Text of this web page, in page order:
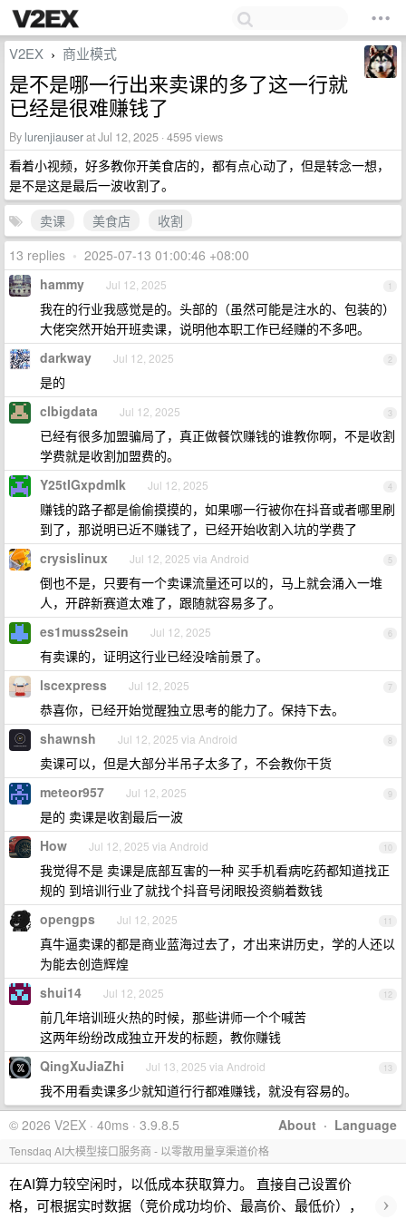
V2EX › 商业模式
是不是哪一行出来卖课的多了这一行就
已经是很难赚钱了
By lurenjiauserat Jul 12, 2025 · 4595 views
看着小视频，好多教你开美食店的，都有点心动了，但是转念一想，
是不是这是最后一波收割了。
卖课
美食店
收割
13 replies • 2025-07-13 01:00:46 +08:00
1
hammy Jul 12, 2025
我在的行业我感觉是的。头部的（虽然可能是注水的、包装的）
大佬突然开始开班卖课，说明他本职工作已经赚的不多吧。
2
darkway Jul 12, 2025
是的
3
clbigdata Jul 12, 2025
已经有很多加盟骗局了，真正做餐饮赚钱的谁教你啊，不是收割
学费就是收割加盟费的。
4
Y25tIGxpdmlk Jul 12, 2025
赚钱的路子都是偷偷摸摸的，如果哪一行被你在抖音或者哪里刷
到了，那说明已近不赚钱了，已经开始收割入坑的学费了
5
crysislinux Jul 12, 2025 via Android
倒也不是，只要有一个卖课流量还可以的，马上就会涌入一堆
人，开辟新赛道太难了，跟随就容易多了。
6
es1muss2sein Jul 12, 2025
有卖课的，证明这行业已经没啥前景了。
7
lscexpress Jul 12, 2025
恭喜你，已经开始觉醒独立思考的能力了。保持下去。
8
shawnsh Jul 12, 2025 via Android
卖课可以，但是大部分半吊子太多了，不会教你干货
9
meteor957 Jul 12, 2025
是的 卖课是收割最后一波
10
How Jul 12, 2025 via Android
我觉得不是 卖课是底部互害的一种 买手机看病吃药都知道找正
规的 到培训行业了就找个抖音号闭眼投资躺着数钱
11
opengps Jul 12, 2025
真牛逼卖课的都是商业蓝海过去了，才出来讲历史，学的人还以
为能去创造辉煌
12
shui14 Jul 12, 2025
前几年培训班火热的时候，那些讲师一个个喊苦
这两年纷纷改成独立开发的标题，教你赚钱
13
QingXuJiaZhi Jul 13, 2025 via Android
我不用看卖课多少就知道行行都难赚钱，就没有容易的。
About · Language
© 2026 V2EX · 40ms · 3.9.8.5
Tensdaq AI大模型接口服务商 - 以零散用量享渠道价格
在AI算力较空闲时，以低成本获取算力。 直接自己设置价
格，可根据实时数据（竞价成功均价、最高价、最低价），
›